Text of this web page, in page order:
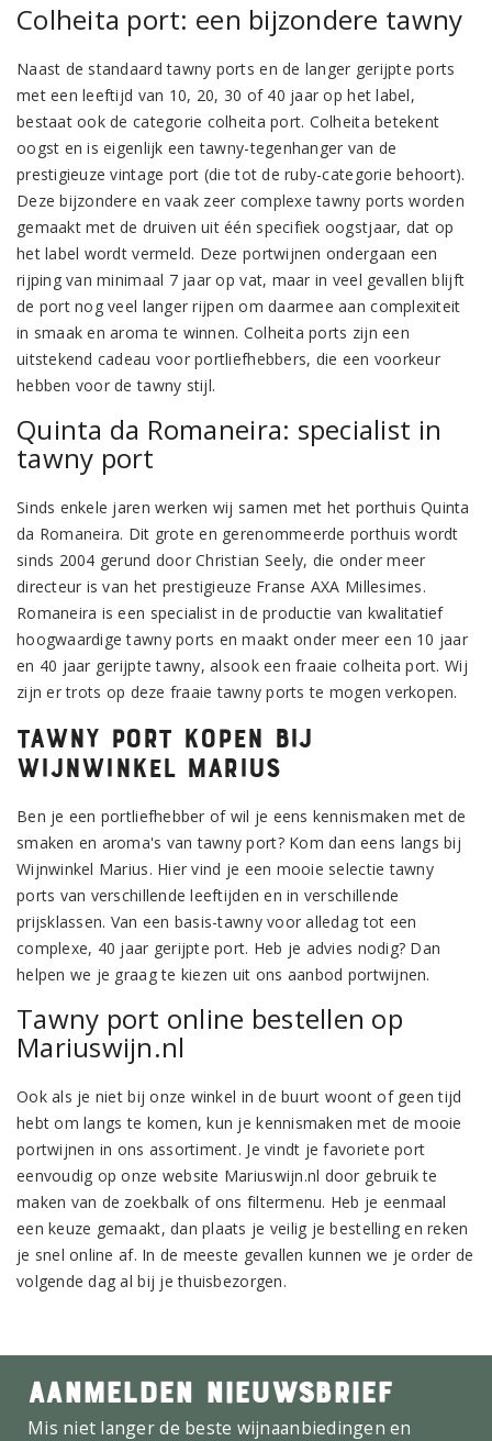
Colheita port: een bijzondere tawny
Naast de standaard tawny ports en de langer gerijpte ports
met een leeftijd van 10, 20, 30 of 40 jaar op het label,
bestaat ook de categorie colheita port. Colheita betekent
oogst en is eigenlijk een tawny-tegenhanger van de
prestigieuze vintage port (die tot de ruby-categorie behoort).
Deze bijzondere en vaak zeer complexe tawny ports worden
gemaakt met de druiven uit één specifiek oogstjaar, dat op
het label wordt vermeld. Deze portwijnen ondergaan een
rijping van minimaal 7 jaar op vat, maar in veel gevallen blijft
de port nog veel langer rijpen om daarmee aan complexiteit
in smaak en aroma te winnen. Colheita ports zijn een
uitstekend cadeau voor portliefhebbers, die een voorkeur
hebben voor de tawny stijl.
Quinta da Romaneira: specialist in
tawny port
Sinds enkele jaren werken wij samen met het porthuis Quinta
da Romaneira. Dit grote en gerenommeerde porthuis wordt
sinds 2004 gerund door Christian Seely, die onder meer
directeur is van het prestigieuze Franse AXA Millesimes.
Romaneira is een specialist in de productie van kwalitatief
hoogwaardige tawny ports en maakt onder meer een 10 jaar
en 40 jaar gerijpte tawny, alsook een fraaie colheita port. Wij
zijn er trots op deze fraaie tawny ports te mogen verkopen.
Tawny port kopen bij
Wijnwinkel Marius
Ben je een portliefhebber of wil je eens kennismaken met de
smaken en aroma's van tawny port? Kom dan eens langs bij
Wijnwinkel Marius. Hier vind je een mooie selectie tawny
ports van verschillende leeftijden en in verschillende
prijsklassen. Van een basis-tawny voor alledag tot een
complexe, 40 jaar gerijpte port. Heb je advies nodig? Dan
helpen we je graag te kiezen uit ons aanbod portwijnen.
Tawny port online bestellen op
Mariuswijn.nl
Ook als je niet bij onze winkel in de buurt woont of geen tijd
hebt om langs te komen, kun je kennismaken met de mooie
portwijnen in ons assortiment. Je vindt je favoriete port
eenvoudig op onze website Mariuswijn.nl door gebruik te
maken van de zoekbalk of ons filtermenu. Heb je eenmaal
een keuze gemaakt, dan plaats je veilig je bestelling en reken
je snel online af. In de meeste gevallen kunnen we je order de
volgende dag al bij je thuisbezorgen.
AANMELDEN NIEUWSBRIEF
Mis niet langer de beste wijnaanbiedingen en